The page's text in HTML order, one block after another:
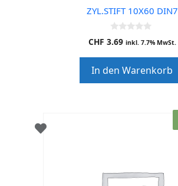
ZYL.STIFT 10X60 DIN7
0
o
o
f
5
CHF 3.69 inkl. 7.7% MwSt.
In den Warenkorb